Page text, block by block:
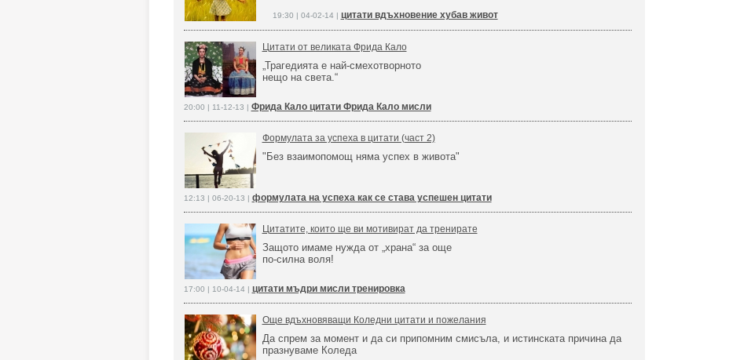
19:30 | 04-02-14 | цитати вдъхновение хубав живот
Цитати от великата Фрида Кало
„Трагедията е най-смехотворното
нещо на света.“
20:00 | 11-12-13 | Фрида Кало цитати Фрида Кало мисли
Формулата за успеха в цитати (част 2)
"Без взаимопомощ няма успех в живота"
12:13 | 06-20-13 | формулата на успеха как се става успешен цитати
Цитатите, които ще ви мотивират да тренирате
Защото имаме нужда от „храна“ за още
по-силна воля!
17:00 | 10-04-14 | цитати мъдри мисли тренировка
Още вдъхновяващи Коледни цитати и пожелания
Да спрем за момент и да си припомним смисъла, и истинската причина да
празнуваме Коледа